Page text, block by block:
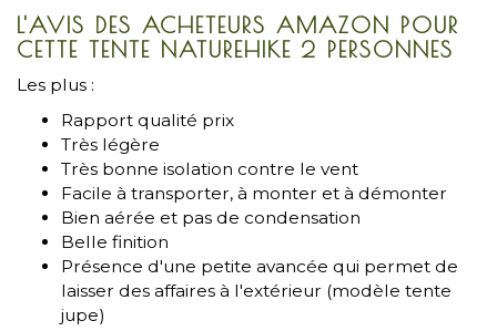
L'AVIS DES ACHETEURS AMAZON POUR
CETTE TENTE NATUREHIKE 2 PERSONNES
Les plus :
Rapport qualité prix
Très légère
Très bonne isolation contre le vent
Facile à transporter, à monter et à démonter
Bien aérée et pas de condensation
Belle finition
Présence d'une petite avancée qui permet de
laisser des affaires à l'extérieur (modèle tente
jupe)